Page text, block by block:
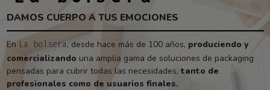
DAMOS CUERPO A TUS EMOCIONES
En La bolsera, desde hace más de 100 años, produciendo y
comercializando una amplia gama de soluciones de packaging
pensadas para cubrir todas las necesidades, tanto de
profesionales como de usuarios finales.